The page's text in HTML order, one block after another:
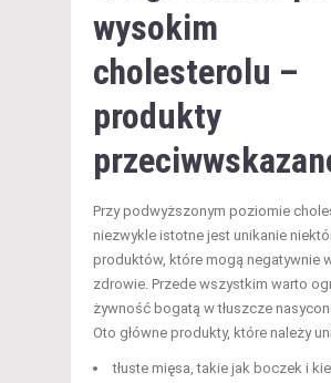
wysokim
cholesterolu –
produkty
Przy podwyższonym poziomie
niezwykle istotne jest unikanie
produktów, które mogą negatywnie
zdrowie. Przede wszystkim warto
żywność bogatą w tłuszcze
Oto główne produkty, które należy
tłuste mięsa, takie jak boczek i